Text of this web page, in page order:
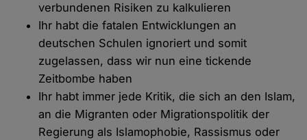
verbundenen Risiken zu kalkulieren
Ihr habt die fatalen Entwicklungen an
deutschen Schulen ignoriert und somit
zugelassen, dass wir nun eine tickende
Zeitbombe haben
Ihr habt immer jede Kritik, die sich an den Islam,
an die Migranten oder Migrationspolitik der
Regierung als Islamophobie, Rassismus oder